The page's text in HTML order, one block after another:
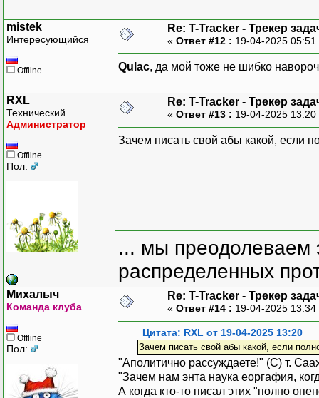
mistek
Интересующийся
Offline
Re: T-Tracker - Трекер
« Ответ #12 : 19-04-2025
Qulac, да мой тоже не шибко
RXL
Технический
Администратор
Offline
Пол:
Re: T-Tracker - Трекер
« Ответ #13 : 19-04-2025
Зачем писать свой абы какой, если
... мы преодолеваем
распределенных
Михалыч
Команда клуба
Offline
Пол:
Re: T-Tracker - Трекер
« Ответ #14 : 19-04-2025
Цитата: RXL от 19-04-2025 13:20
Зачем писать свой абы какой, если
"Аполитично рассуждаете!" (С) т.
"Зачем нам энта наука еоргафия,
А когда кто-то писал этих "полно